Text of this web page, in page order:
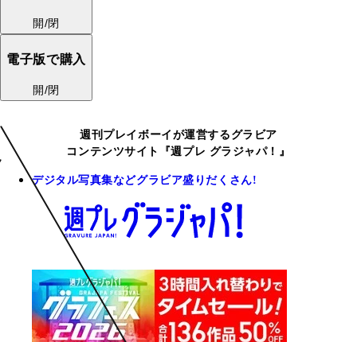
開/閉
電子版で購入
開/閉
週刊プレイボーイが運営するグラビア
コンテンツサイト『週プレ グラジャパ！』
デジタル写真集などグラビア盛りだくさん!